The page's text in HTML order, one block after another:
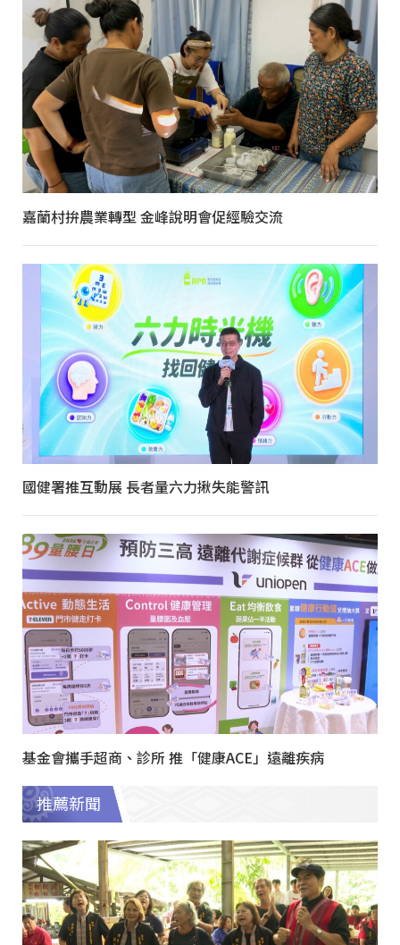
嘉蘭村拚農業轉型 金峰說明會促經驗交流
國健署推互動展 長者量六力揪失能警訊
基金會攜手超商、診所 推「健康ACE」遠離疾病
推薦新聞